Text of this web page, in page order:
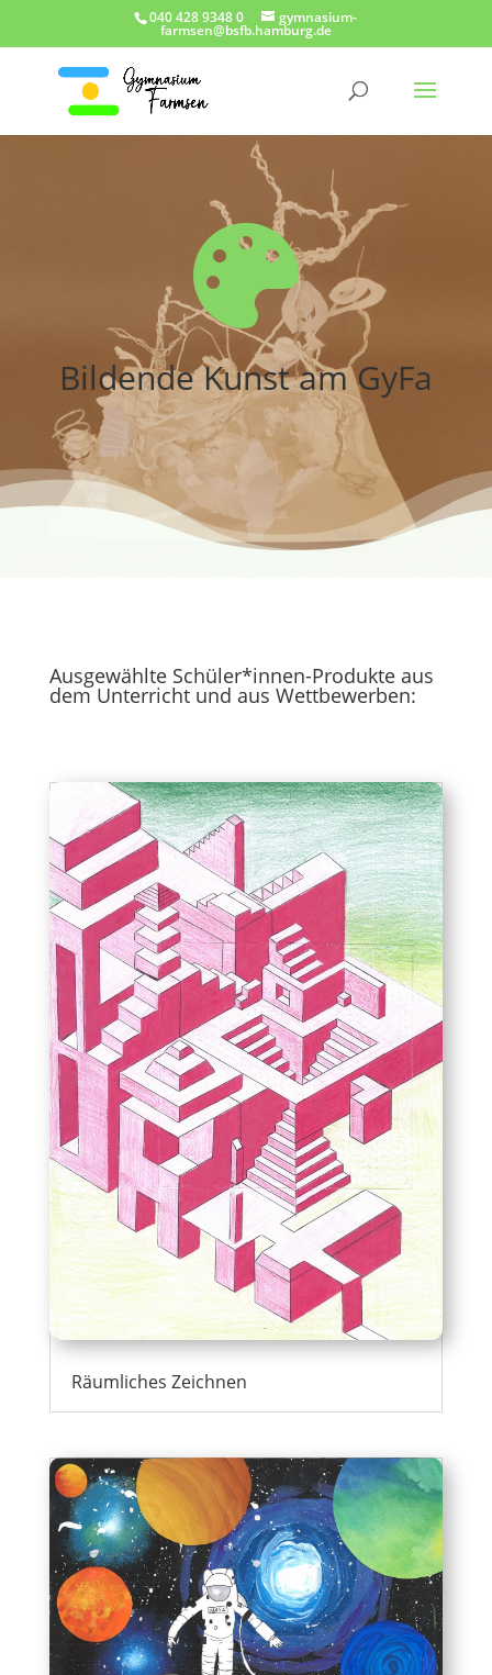
040 428 9348 0 gymnasium-
farmsen@bsfb.hamburg.de

Bildende Kunst am GyFa
Ausgewählte Schüler*innen-Produkte aus
dem Unterricht und aus Wettbewerben:
Räumliches Zeichnen